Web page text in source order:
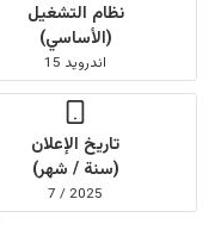
نظام التشغيل
(الأساسي)
اندرويد 15
تاريخ الإعلان
(سنة / شهر)
2025 / 7